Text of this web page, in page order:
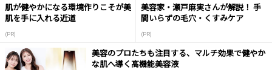
肌が健やかになる環境作りこそが美
肌を手に入れる近道
(PR)
美容家・瀬戸麻実さんが解説！ 手
間いらずの毛穴・くすみケア
(PR)
美容のプロたちも注目する、マルチ効果で健やか
な肌へ導く高機能美容液